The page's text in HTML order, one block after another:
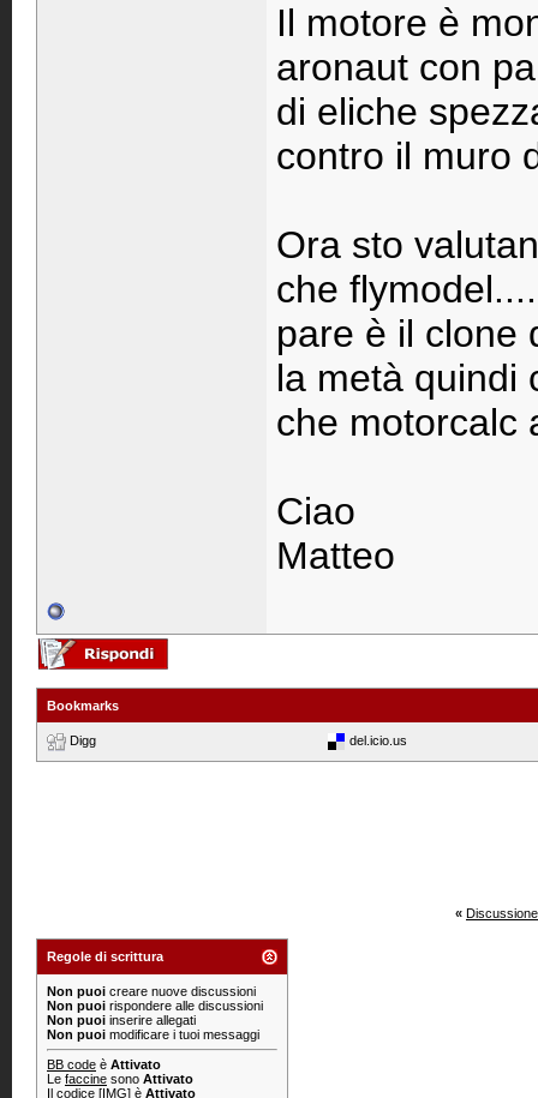
Il motore è
aronaut con
di eliche
contro il muro
Ora sto
che
pare è il clone
la metà quindi
che motorcalc
Ciao
Matteo
Bookmarks
Digg del.icio.us
«
Regole di scrittura
Non puoi creare nuove discussioni
Non puoi rispondere alle discussioni
Non puoi inserire allegati
Non puoi modificare i tuoi messaggi
BB code è Attivato
Le faccine sono Attivato
Il codice [IMG] è Attivato